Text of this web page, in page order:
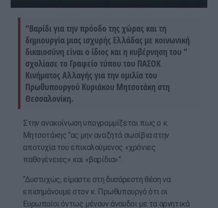
"Βαρίδι για την πρόοδο της χώρας και τη
δημιουργία μιας ισχυρής Ελλάδας με κοινωνική
δικαιοσύνη είναι ο ίδιος και η κυβέρνηση του "
σχολίασε το Γραφείο τύπου του ΠΑΣΟΚ
Κινήματος Αλλαγής για την ομιλία του
Πρωθυπουργού Κυριάκου Μητσοτάκη στη
Θεσσαλονίκη.
Στην ανακοίνωση υπογραμμίζεται πως ο κ.
Μητσοτάκης “ας μην αναζητά σωσίβια στην
αποτυχία του επικαλούμενος «χρόνιες
παθογένειες» και «βαρίδια»”.
“Δυστυχώς, είμαστε στη δυσάρεστη θέση να
επισημάνουμε στον κ. Πρωθυπουργό ότι οι
Ευρωπαίοι όντως μένουν άναυδοι με τα αρνητικά